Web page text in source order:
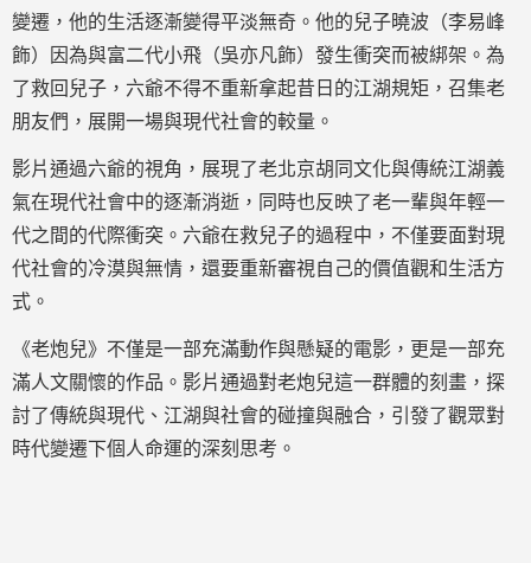
變遷，他的生活逐漸變得平淡無奇。他的兒子曉波（李易峰
飾）因為與富二代小飛（吳亦凡飾）發生衝突而被綁架。為
了救回兒子，六爺不得不重新拿起昔日的江湖規矩，召集老
朋友們，展開一場與現代社會的較量。
影片通過六爺的視角，展現了老北京胡同文化與傳統江湖義
氣在現代社會中的逐漸消逝，同時也反映了老一輩與年輕一
代之間的代際衝突。六爺在救兒子的過程中，不僅要面對現
代社會的冷漠與無情，還要重新審視自己的價值觀和生活方
式。
《老炮兒》不僅是一部充滿動作與懸疑的電影，更是一部充
滿人文關懷的作品。影片通過對老炮兒這一群體的刻畫，探
討了傳統與現代、江湖與社會的碰撞與融合，引發了觀眾對
時代變遷下個人命運的深刻思考。